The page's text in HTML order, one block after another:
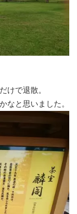
けで退散。
なと思いました。